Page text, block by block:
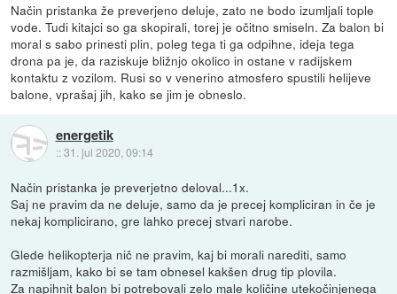
Način pristanka že preverjeno deluje, zato ne bodo izumljali tople
vode. Tudi kitajci so ga skopirali, torej je očitno smiseln. Za balon bi
moral s sabo prinesti plin, poleg tega ti ga odpihne, ideja tega
drona pa je, da raziskuje bližnjo okolico in ostane v radijskem
kontaktu z vozilom. Rusi so v venerino atmosfero spustili helijeve
balone, vprašaj jih, kako se jim je obneslo.
energetik
::31. jul 2020, 09:14
Način pristanka je preverjetno deloval...1x.
Saj ne pravim da ne deluje, samo da je precej kompliciran in če je
nekaj komplicirano, gre lahko precej stvari narobe.
Glede helikopterja nič ne pravim, kaj bi morali narediti, samo
razmišljam, kako bi se tam obnesel kakšen drug tip plovila.
Za napihnit balon bi potrebovali zelo male količine utekočinjenega